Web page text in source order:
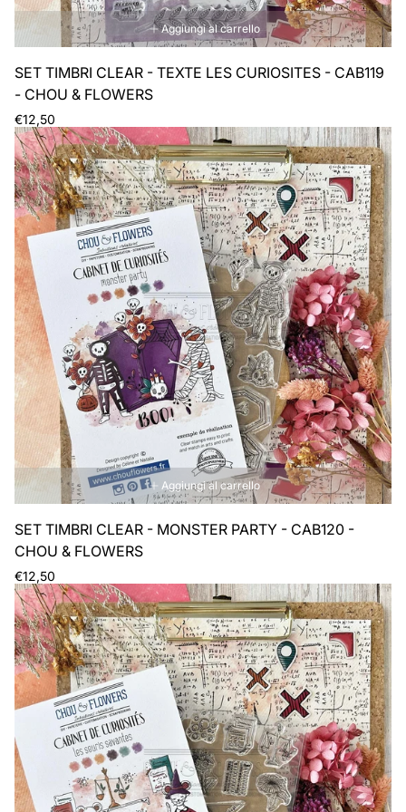
Aggiungi al carrello
SET TIMBRI CLEAR - TEXTE LES CURIOSITES - CAB119
- CHOU & FLOWERS
Prezzo
normale
€12,50
Aggiungi al carrello
SET TIMBRI CLEAR - MONSTER PARTY - CAB120 -
CHOU & FLOWERS
Prezzo
normale
€12,50